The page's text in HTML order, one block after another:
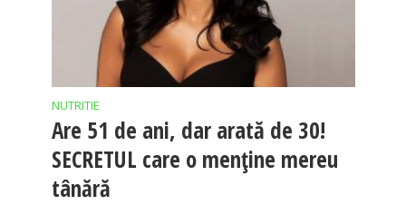
NUTRITIE
Are 51 de ani, dar arată de 30!
SECRETUL care o menţine mereu
tânără